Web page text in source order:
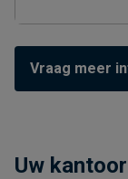
Vraag meer
Uw kantoor